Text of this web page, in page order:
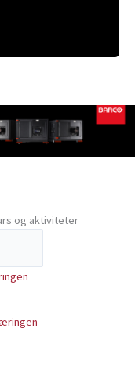
og aktiviteter